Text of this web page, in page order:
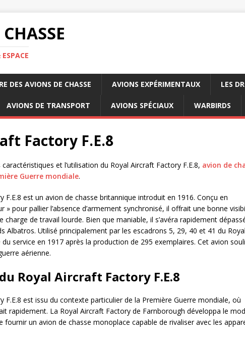
DES AVIONS DE CHASSE AVIONS EXPÉRIMENTAUX LES
AVIONS DE TRANSPORT AVIONS SPÉCIAUX WARBIRDS
Factory F.E.8
et l’utilisation du Royal Aircraft Factory F.E.8, avion de
Guerre mondiale.
F.E.8 est un avion de chasse britannique introduit en 1916. Conçu en
» pour pallier l’absence d’armement synchronisé, il offrait une bonne
de travail lourde. Bien que maniable, il s’avéra rapidement
Albatros. Utilisé principalement par les escadrons 5, 29, 40 et 41 du Royal
service en 1917 après la production de 295 exemplaires. Cet avion
aérienne.
Royal Aircraft Factory F.E.8
F.E.8 est issu du contexte particulier de la Première Guerre mondiale, où
rapidement. La Royal Aircraft Factory de Farnborough développa le
fournir un avion de chasse monoplace capable de rivaliser avec les